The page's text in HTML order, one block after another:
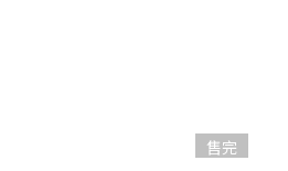
售完